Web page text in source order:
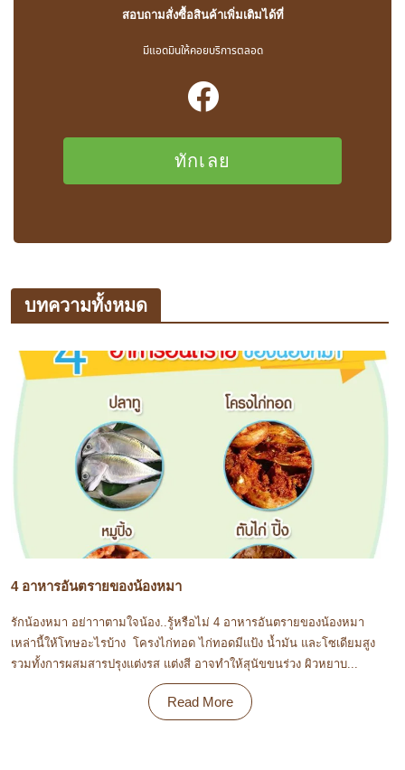
สอบถามสั่งซื้อสินค้าเพิ่มเติมได้ที่
มีแอดมินให้คอยบริการตลอด
ทักเลย
บทความทั้งหมด
4 อาหารอันตรายของน้องหมา
รักน้องหมา อย่าาาตามใจน้อง..รู้หรือไม่ 4 อาหารอันตรายของน้องหมา
เหล่านี้ให้โทษอะไรบ้าง โครงไก่ทอด ไก่ทอดมีแป้ง น้ำมัน และโซเดียมสูง
รวมทั้งการผสมสารปรุงแต่งรส แต่งสี อาจทำให้สุนัขขนร่วง ผิวหยาบ...
Read More